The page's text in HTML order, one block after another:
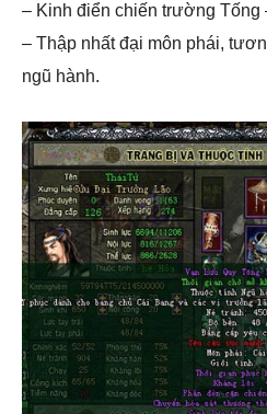
– Kinh điển chiến trường Tống
– Thập nhất đại môn phái,
ngũ hành.